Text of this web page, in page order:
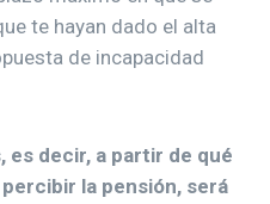
te hayan dado el alta
de incapacidad
decir, a partir de qué
la pensión, será